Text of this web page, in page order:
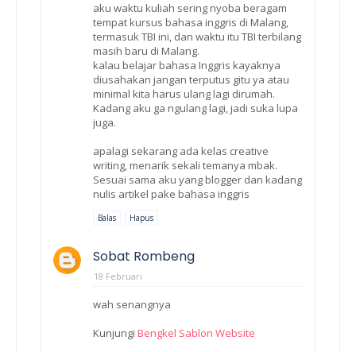
aku waktu kuliah sering nyoba beragam
tempat kursus bahasa inggris di Malang,
termasuk TBI ini, dan waktu itu TBI terbilang
masih baru di Malang.
kalau belajar bahasa Inggris kayaknya
diusahakan jangan terputus gitu ya atau
minimal kita harus ulang lagi dirumah.
Kadang aku ga ngulang lagi, jadi suka lupa
juga.
apalagi sekarang ada kelas creative
writing, menarik sekali temanya mbak.
Sesuai sama aku yang blogger dan kadang
nulis artikel pake bahasa inggris
Balas Hapus
Sobat Rombeng
18 Februari
wah senangnya
Kunjungi Bengkel Sablon Website